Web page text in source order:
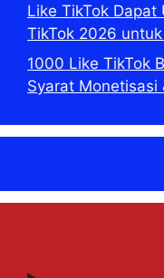
Like TikTok
TikTok 2026
1000 Like TikTok
Syarat Monetisasi